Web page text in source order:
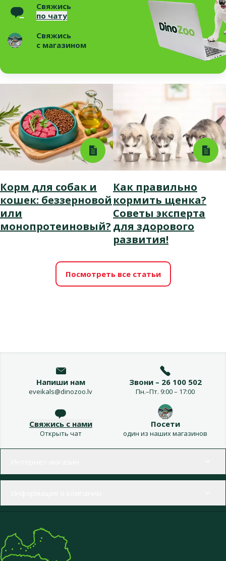
Свяжись
по чату
Свяжись
с магазином
Корм для собак и
кошек: беззерновой
или
монопротеиновый?
Как правильно
кормить щенка?
Советы эксперта
для здорового
развития!
Посмотреть все статьи
Напиши нам
eveikals@dinozoo.lv
Звони – 26 100 502
Пн.–Пт. 9:00 – 17:00
Свяжись с нами
Открыть чат
Посети
один из наших магазинов